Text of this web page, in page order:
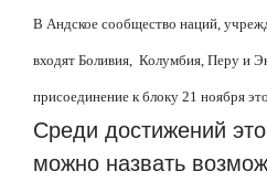
В Андское сообщество наций,
входят Боливия, Колумбия, Перу и
присоединение к блоку 21 ноября
Среди достижений
можно назвать